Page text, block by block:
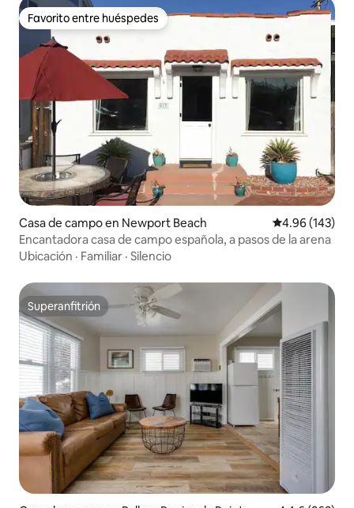
Favorito entre huéspedes
Favorito entre huéspedes
Casa de campo en Newport Beach Calificación
4.96 (143)
Encantadora casa de campo española, a pasos de la arena
Ubicación · Familiar · Silencio
Superanfitrión
Superanfitrión